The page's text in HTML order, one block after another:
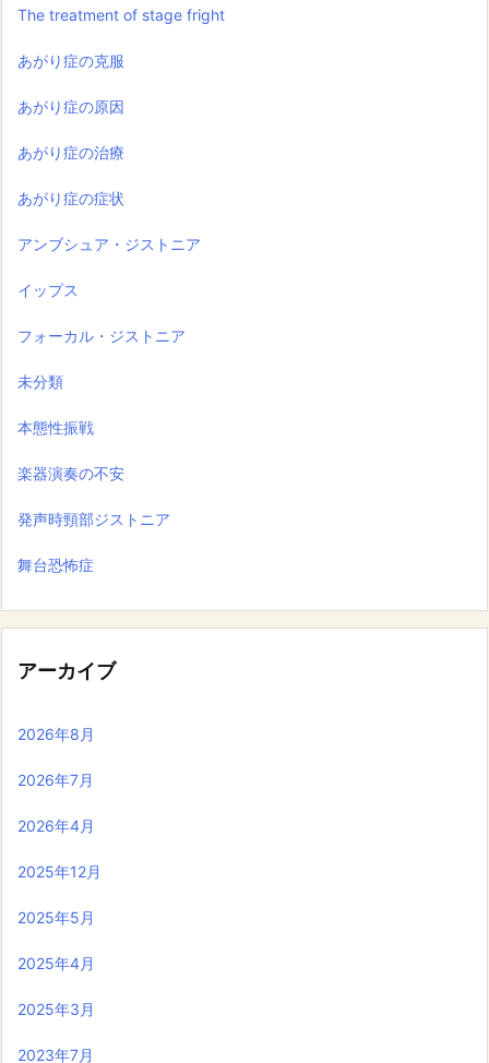
The treatment of stage fright
あがり症の克服
あがり症の原因
あがり症の治療
あがり症の症状
アンブシュア・ジストニア
イップス
フォーカル・ジストニア
未分類
本態性振戦
楽器演奏の不安
発声時頸部ジストニア
舞台恐怖症
アーカイブ
2026年8月
2026年7月
2026年4月
2025年12月
2025年5月
2025年4月
2025年3月
2023年7月